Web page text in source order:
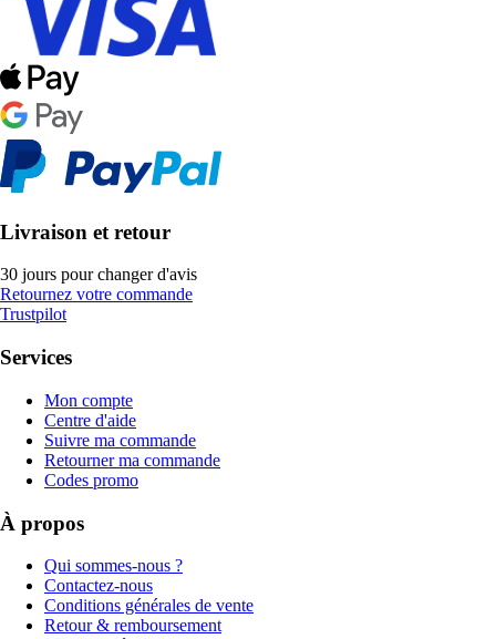
Livraison et retour
30 jours pour changer d'avis
Retournez votre commande
Trustpilot
Services
Mon compte
Centre d'aide
Suivre ma commande
Retourner ma commande
Codes promo
À propos
Qui sommes-nous ?
Contactez-nous
Conditions générales de vente
Retour & remboursement